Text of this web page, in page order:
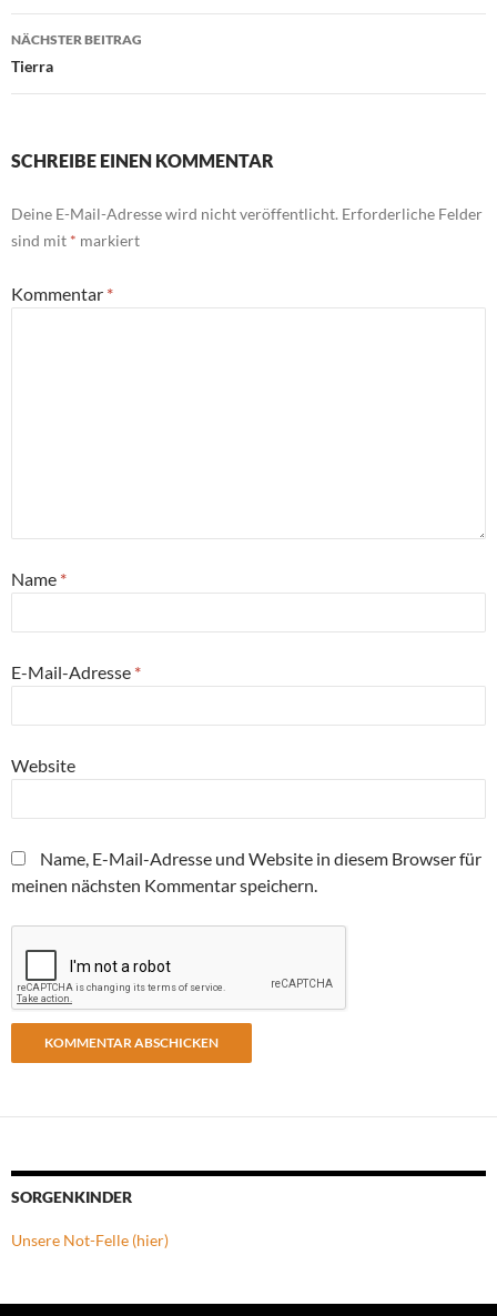
NÄCHSTER BEITRAG
Tierra
SCHREIBE EINEN KOMMENTAR
Deine E-Mail-Adresse wird nicht veröffentlicht. Erforderliche Felder
sind mit * markiert
Kommentar *
Name *
E-Mail-Adresse *
Website
Name, E-Mail-Adresse und Website in diesem Browser für
meinen nächsten Kommentar speichern.
SORGENKINDER
Unsere Not-Felle (hier)